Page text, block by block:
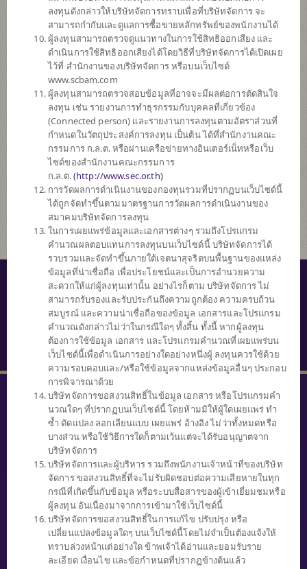
VOLATILITY
(ชนิดสะสมมูลค่า)
SCBPGF
โกลบอล ฟันด์ (ชนิดสะสมมูลค่า)
SCBGEARA
กองทุนเปิดไทยพาณิชย์ โกลบอล อิควิ
ตี้ แอพโซลูท
รีเทิร์น (ชนิดสะสมมูลค่า)
ลงทุนดังกล่าวให้บริษัทจัดการทราบเพื่อที่บริษัทจัดการ จะ
สามารถกำกับและดูแลการซื้อขายหลักทรัพย์ของพนักงานได้
ผู้ลงทุนสามารถตรวจดูแนวทางในการใช้สิทธิออกเสียง และ
ดำเนินการใช้สิทธิออกเสียงได้โดยวิธีที่บริษัทจัดการได้เปิดเผย
ไว้ที่ สำนักงานของบริษัทจัดการ หรือบนเว็บไซด์
www.scbam.com
ผู้ลงทุนสามารถตรวจสอบข้อมูลที่อาจจะมีผลต่อการตัดสินใจ
ลงทุน เช่น รายงานการทำธุรกรรมกับบุคคลที่เกี่ยวข้อง
(Connected person) และรายงานการลงทุนตามอัตราส่วนที่
กำหนดในวัตถุประสงค์การลงทุน เป็นต้น ได้ที่สำนักงานคณะ
กรรมการ ก.ล.ต. หรือผ่านเครือข่ายทางอินเตอร์เน็ทหรือเว็บ
ไซด์ของสำนักงานคณะกรรมการ
ก.ล.ต.(http://www.sec.or.th)
การวัดผลการดำเนินงานของกองทุนรวมที่ปรากฏบนเว็บไซด์นี้
ได้ถูกจัดทำขึ้นตามมาตรฐานการวัดผลการดำเนินงานของ
สมาคมบริษัทจัดการลงทุน
ในการเผยแพร่ข้อมูลและเอกสารต่างๆ รวมถึงโปรแกรม
คำนวณผลตอบแทนการลงทุนบนเว็บไซด์นี้ บริษัทจัดการได้
รวบรวมและจัดทำขึ้นภายใต้เจตนาสุจริตบนพื้นฐานของแหล่ง
ข้อมูลที่น่าเชื่อถือ เพื่อประโยชน์และเป็นการอำนวยความ
สะดวกให้แก่ผู้ลงทุนเท่านั้น อย่างไรก็ตาม บริษัทจัดการ ไม่
สามารถรับรองและรับประกันถึงความถูกต้อง ความครบถ้วน
สมบูรณ์ และความน่าเชื่อถือของข้อมูล เอกสารและโปรแกรม
คำนวณดังกล่าวไม่ว่าในกรณีใดๆ ทั้งสิ้น ทั้งนี้ หากผู้ลงทุน
ต้องการใช้ข้อมูล เอกสาร และโปรแกรมคำนวณที่เผยแพร่บน
เว็บไซด์นี้เพื่อดำเนินการอย่างใดอย่างหนึ่งผู้ ลงทุนควรใช้ด้วย
ความรอบคอบและ/หรือใช้ข้อมูลจากแหล่งข้อมูลอื่นๆ ประกอบ
การพิจารณาด้วย
บริษัทจัดการขอสงวนสิทธิ์ในข้อมูล เอกสาร หรือโปรแกรมคำ
นวณใดๆ ที่ปรากฏบนเว็บไซด์นี้ โดยห้ามมิให้ผู้ใดเผยแพร่ ทำ
ซ้ำ ดัดแปลง ลอกเลียนแบบ เผยแพร่ อ้างอิง ไม่ว่าทั้งหมดหรือ
บางส่วน หรือใช้วิธีการใดก็ตามเว้นแต่จะได้รับอนุญาตจาก
บริษัทจัดการ
บริษัทจัดการและผู้บริหาร รวมถึงพนักงานเจ้าหน้าที่ของบริษัท
จัดการ ขอสงวนสิทธิ์ที่จะไม่รับผิดชอบต่อความเสียหายในทุก
กรณีที่เกิดขึ้นกับข้อมูล หรือระบบสื่อสารของผู้เข้าเยี่ยมชมหรือ
ผู้ลงทุน อันเนื่องมาจากการเข้ามาใช้เว็บไซด์นี้
บริษัทจัดการขอสงวนสิทธิ์ในการแก้ไข ปรับปรุง หรือ
เปลี่ยนแปลงข้อมูลใดๆ บนเว็บไซด์นี้โดยไม่จำเป็นต้องแจ้งให้
ทราบล่วงหน้าแต่อย่างใด ข้าพเจ้าได้อ่านและยอมรับราย
ละเอียด เงื่อนไข และข้อกำหนดที่ปรากฏข้างต้นแล้ว
© สงวนลิขสิทธิ์ 2559 บริษัทหลักทรัพย์จัดการกองทุนไทยพาณิชย์ จำกัด
นโยบายความเป็นส่วนตัว
คำสงวนสิทธิ์
SECURITY TIPS
SCBAM
Client Relations